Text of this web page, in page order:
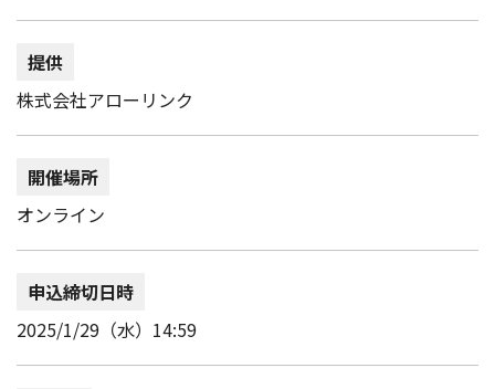
提供
株式会社アローリンク
開催場所
オンライン
申込締切日時
2025/1/29（水）14:59